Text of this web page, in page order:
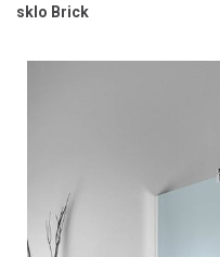
sklo Brick